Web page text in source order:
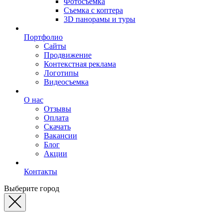
Съемка с коптера
3D панорамы и туры
Портфолио
Сайты
Продвижение
Контекстная реклама
Логотипы
Видеосъемка
О нас
Отзывы
Оплата
Скачать
Вакансии
Блог
Акции
Контакты
Выберите город